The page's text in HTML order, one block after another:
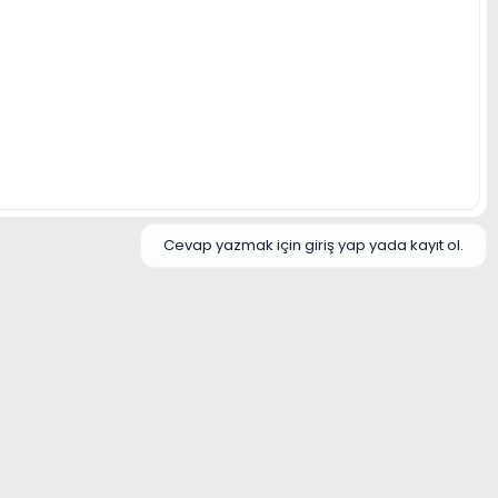
Cevap yazmak için giriş yap yada kayıt ol.